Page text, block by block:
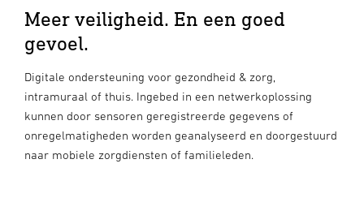
Meer veiligheid. En een goed
gevoel.
Digitale ondersteuning voor gezondheid & zorg,
intramuraal of thuis. Ingebed in een netwerkoplossing
kunnen door sensoren geregistreerde gegevens of
onregelmatigheden worden geanalyseerd en doorgestuurd
naar mobiele zorgdiensten of familieleden.